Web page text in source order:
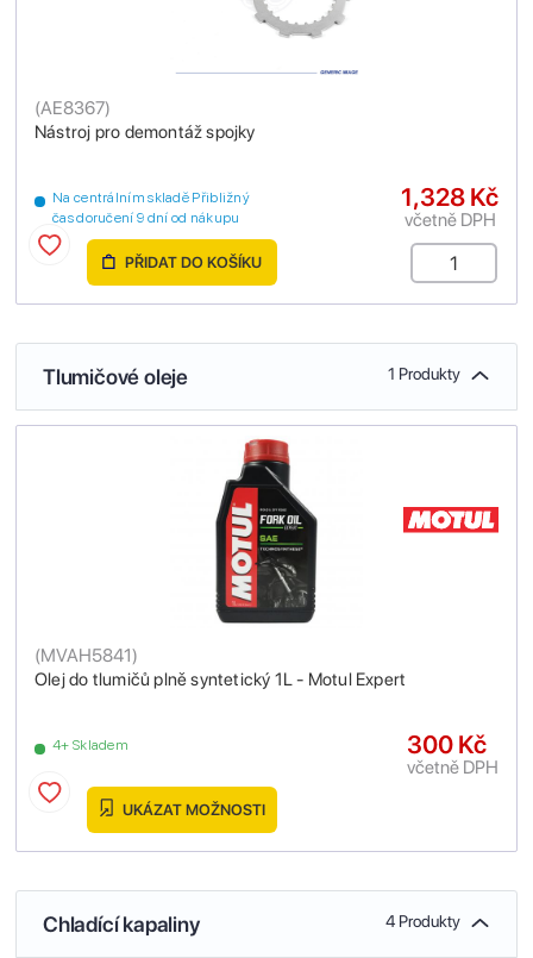
Nástroj pro demontáž spojky
(AE8367)
Na centrálním skladě Přibližný
čas doručení 9 dní od nákupu
1,328 Kč
včetně DPH
PŘIDAT DO KOŠÍKU
Tlumičové oleje 1 Produkty
Olej do tlumičů plně syntetický 1L - Motul Expert
(MVAH5841)
4+ Skladem 300 Kč
včetně DPH
UKÁZAT MOŽNOSTI
Chladící kapaliny 4 Produkty